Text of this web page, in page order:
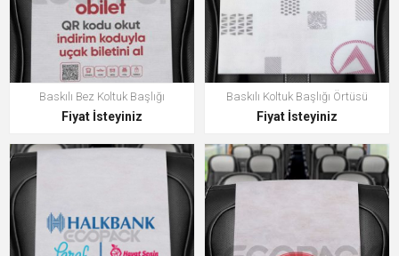
Baskılı Bez Koltuk Başlığı
Fiyat İsteyiniz
Baskılı Koltuk Başlığı Örtüsü
Fiyat İsteyiniz